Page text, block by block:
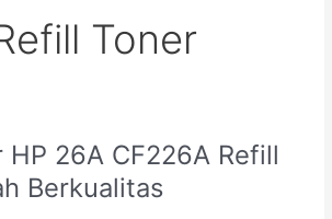
Toner
HP 26A CF226A Refill
Berkualitas